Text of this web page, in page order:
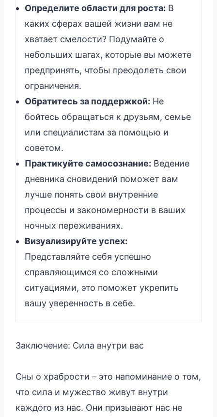
Определите области для роста: В
каких сферах вашей жизни вам не
хватает смелости? Подумайте о
небольших шагах, которые вы можете
предпринять, чтобы преодолеть свои
ограничения.
Обратитесь за поддержкой: Не
бойтесь обращаться к друзьям, семье
или специалистам за помощью и
советом.
Практикуйте самосознание: Ведение
дневника сновидений поможет вам
лучше понять свои внутренние
процессы и закономерности в ваших
ночных переживаниях.
Визуализируйте успех:
Представляйте себя успешно
справляющимся со сложными
ситуациями, это поможет укрепить
вашу уверенность в себе.
Заключение: Сила внутри вас
Сны о храбрости – это напоминание о том,
что сила и мужество живут внутри
каждого из нас. Они призывают нас не